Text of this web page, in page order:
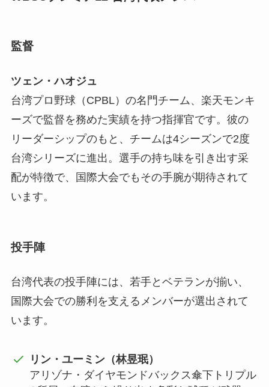
監督
ツェン・ハオジュ
台湾プロ野球（CPBL）の名門チーム、楽天モンキ
ーズで監督を務めた実績を持つ指揮官です。彼の
リーダーシップのもと、チームは4シーズンで2度
台湾シリーズに進出。選手の持ち味を引き出す采
配が特徴で、国際大会でもその手腕が期待されて
います。
投手陣
台湾代表の投手陣には、若手とベテランが揃い、
国際大会での勝利を支えるメンバーが選出されて
います。
リン・ユーミン（林昱珉）
アリゾナ・ダイヤモンドバックス傘下トリプル